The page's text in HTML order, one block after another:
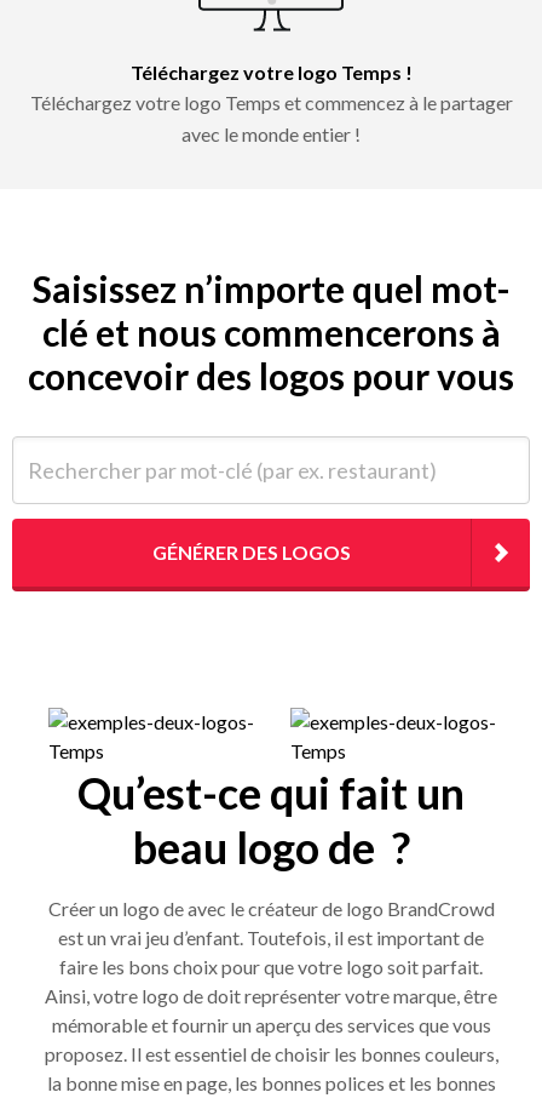
Téléchargez votre logo Temps !
Téléchargez votre logo Temps et commencez à le partager
avec le monde entier !
Saisissez n’importe quel mot-
clé et nous commencerons à
concevoir des logos pour vous
GÉNÉRER DES LOGOS
Qu’est-ce qui fait un
beau logo de ?
Créer un logo de avec le créateur de logo BrandCrowd
est un vrai jeu d’enfant. Toutefois, il est important de
faire les bons choix pour que votre logo soit parfait.
Ainsi, votre logo de doit représenter votre marque, être
mémorable et fournir un aperçu des services que vous
proposez. Il est essentiel de choisir les bonnes couleurs,
la bonne mise en page, les bonnes polices et les bonnes